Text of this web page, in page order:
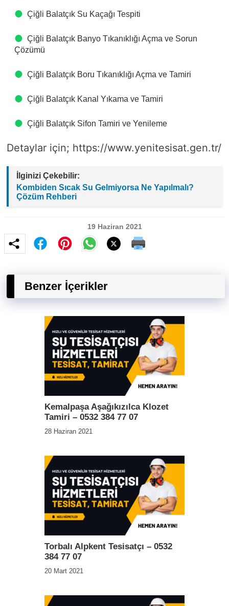
Çiğli Balatçık Su Kaçağı Tespiti
Çiğli Balatçık Banyo Tıkanıklığı Açma ve Sorun
Çözümü
Çiğli Balatçık Boru Tıkanıklığı Açma ve Tamiri
Çiğli Balatçık Kanal Yıkama ve Tamiri
Çiğli Balatçık Sifon Tamiri ve Yenileme
Detaylar için; https://www.yenitesisat.gen.tr/
İlginizi Çekebilir:
Kombiden Sıcak Su Gelmiyorsa Ne Yapılmalı?
Çözüm Rehberi
19 Haziran 2021
Benzer İçerikler
Kemalpaşa Aşağıkızılca Klozet
Tamiri – 0532 384 77 07
28 Haziran 2021
Torbalı Alpkent Tesisatçı – 0532
384 77 07
20 Mart 2021